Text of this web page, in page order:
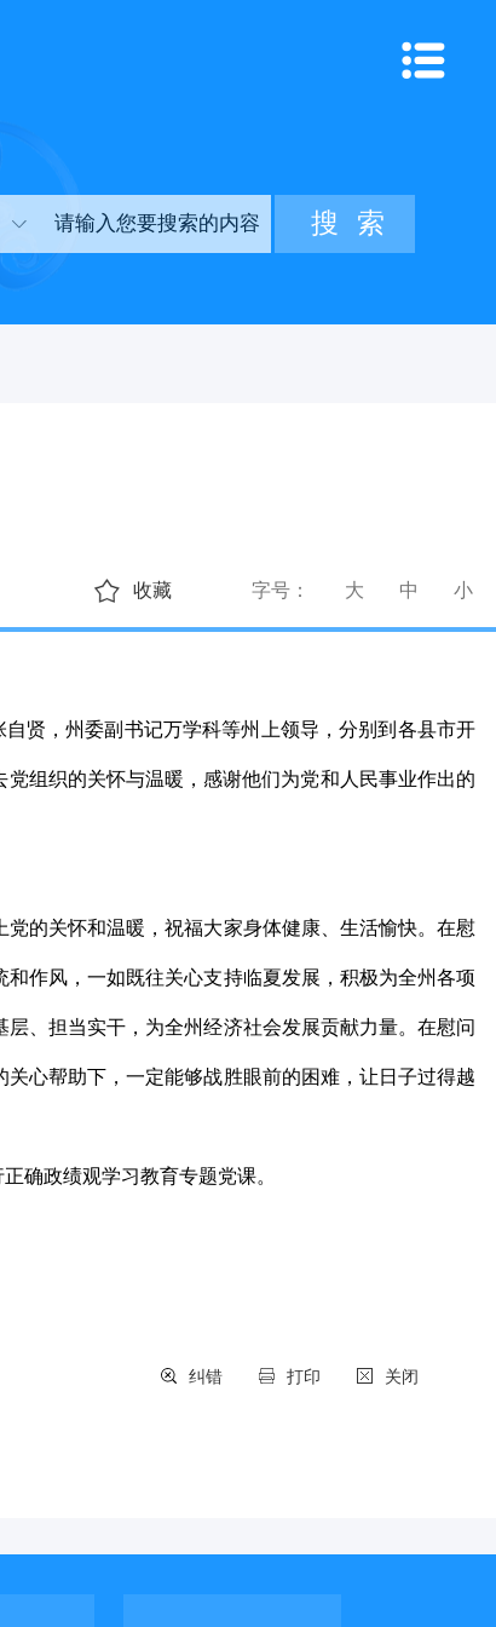
字号： 大 中 小
收藏
贤，州委副书记万学科等州上领导，分别到各县市开
组织的关怀与温暖，感谢他们为党和人民事业作出的
的关怀和温暖，祝福大家身体健康、生活愉快。在慰
作风，一如既往关心支持临夏发展，积极为全州各项
、担当实干，为全州经济社会发展贡献力量。在慰问
心帮助下，一定能够战胜眼前的困难，让日子过得越
确政绩观学习教育专题党课。
关闭
打印
纠错